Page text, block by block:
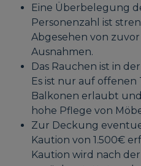
Eine Überbelegung
Personenzahl ist
Abgesehen von
Ausnahmen.
Das Rauchen ist in
Es ist nur auf offenen
Balkonen erlaubt
hohe Pflege von
Zur Deckung
Kaution von 1.500€
Kaution wird nach